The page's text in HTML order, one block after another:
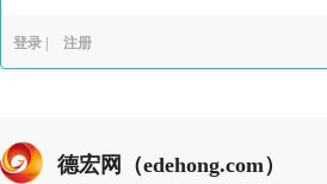
登录 注册
德宏网（edehong.com）